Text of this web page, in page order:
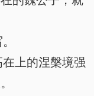
上的涅槃境强